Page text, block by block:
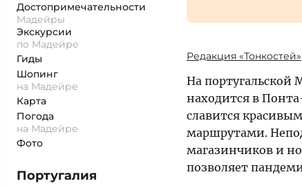
Достопримеча­тельности
Мадейры
Экскурсии
по Мадейре
Гиды
Шопинг
на Мадейре
Карта
Погода
на Мадейре
Фото
Португалия
Редакция «Тонкостей»
На португальской
находится в
славится
маршрутами.
магазинчиков и
позволяет